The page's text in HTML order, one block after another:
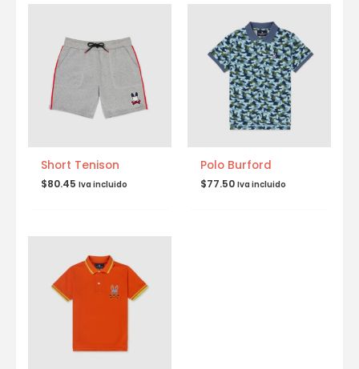
Short Tenison
$80.45 Iva incluido
Polo Burford
$77.50 Iva incluido